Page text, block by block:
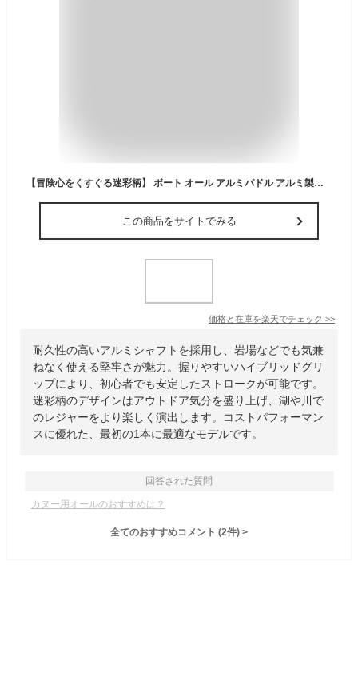
【冒険心をくすぐる迷彩柄】 ボート オール アルミパドル アルミ製パドル オール 5FT 約1525mm カモフラ 迷彩 カヌー シングルブレード サップ SUP 軽量 軽い ゴムボート 釣り カヤックパドル TRAC Outdoors Crooked Creek
この商品をサイトでみる
価格と在庫を楽天でチェック >>
耐久性の高いアルミシャフトを採用し、岩場などでも気兼
ねなく使える堅牢さが魅力。握りやすいハイブリッドグリ
ップにより、初心者でも安定したストロークが可能です。
迷彩柄のデザインはアウトドア気分を盛り上げ、湖や川で
のレジャーをより楽しく演出します。コストパフォーマン
スに優れた、最初の1本に最適なモデルです。
回答された質問
カヌー用オールのおすすめは？
全てのおすすめコメント (2件) >